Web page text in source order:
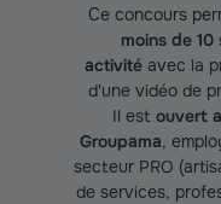
Ce concours
moins de
activitéavec la
d'une vidéo de
Il estouvert
Groupama,
secteur PRO
de services,